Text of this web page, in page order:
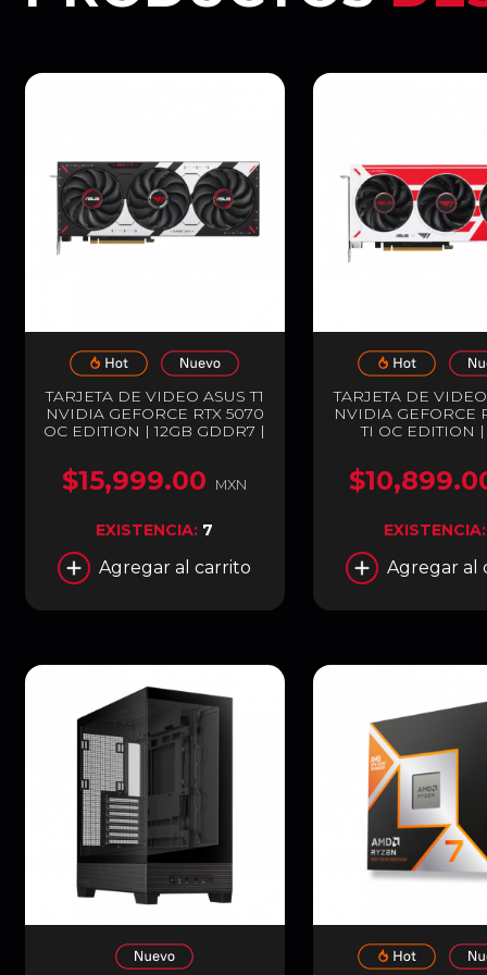
TARJETA DE VIDEO ASUS T1
NVIDIA GEFORCE RTX 5070
OC EDITION | 12GB GDDR7 |
HDMI / 3 X DISPLAYPORT |
ARGB | NEGRO / BLANCO /
$15,999.00 MXN
EXISTENCIA: 7
Agregar al carrito
TARJETA DE VIDEO
NVIDIA GEFORCE
TI OC EDITION
DISPLAYPORT |
EXISTENCIA:
Agregar al